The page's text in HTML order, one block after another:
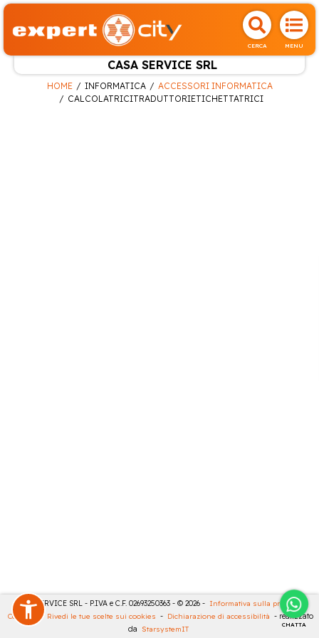
CERCA MENU
CASA SERVICE SRL
CHATTA
HOME INFORMATICA
ACCESSORI INFORMATICA
CALCOLATRICITRADUTTORIETICHETTATRICI
CASA SERVICE SRL - P.IVA e C.F. 02693250363 - © 2026 - Informativa sulla privacy -
Cookies
- Rivedi le tue scelte sui cookies - Dichiarazione di accessibilità - realizzato
da StarsystemIT